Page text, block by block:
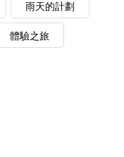
雨天的計劃
體驗之旅